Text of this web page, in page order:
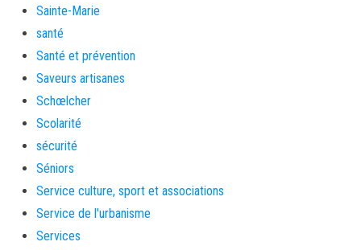
Sainte-Marie
santé
Santé et prévention
Saveurs artisanes
Schœlcher
Scolarité
sécurité
Séniors
Service culture, sport et associations
Service de l'urbanisme
Services